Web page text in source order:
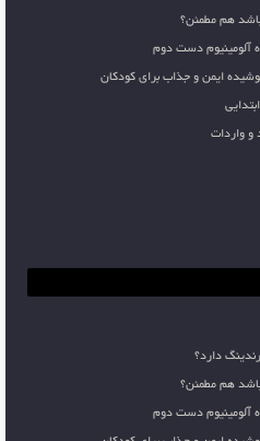
هم مطمئن؟
آلومینیوم دست دوم
ایمن و جذاب برای کودکان
و واردات
دارد؟
هم مطمئن؟
آلومینیوم دست دوم